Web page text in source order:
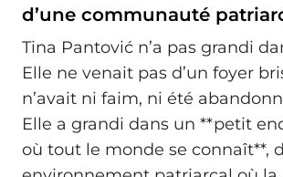
d’une communauté
Tina Pantović n’a pas grandi
Elle ne venait pas d’un foyer
n’avait ni faim, ni été
Elle a grandi dans un **petit
où tout le monde se connaît**,